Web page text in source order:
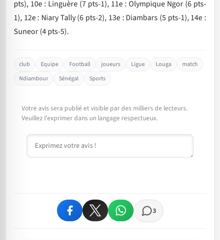
pts), 10e : Linguère (7 pts-1), 11e : Olympique Ngor (6 pts-
1), 12e : Niary Tally (6 pts-2), 13e : Diambars (5 pts-1), 14e :
Suneor (4 pts-5).
club Equipe Football joueurs Ligue Louga
match
Ndiambour
Sénégal Sports
Votre avis sera publié et visible par des milliers de lecteurs.
Veuillez l'exprimer dans un langage respectueux.
Commentaire
3